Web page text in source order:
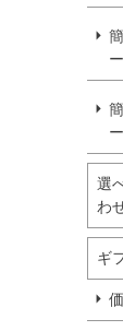
選
わ
ギ